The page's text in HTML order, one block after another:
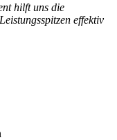
hilft uns die
effektiv